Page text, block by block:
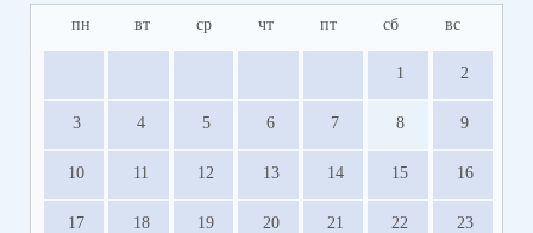
пн вт ср чт пт сб вс
1 2
3 4 5 6 7 8 9
10 11 12 13 14 15 16
17 18 19 20 21 22 23